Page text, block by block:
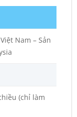
Nam – Sản
(chỉ làm